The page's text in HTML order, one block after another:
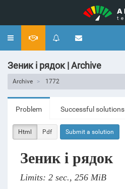
Toggle
Зеник і рядок | Archive
Archive 1772
Problem Successful solutions
Html Pdf Submit a solution
Зеник і рядок
Limits: 2 sec., 256 MiB